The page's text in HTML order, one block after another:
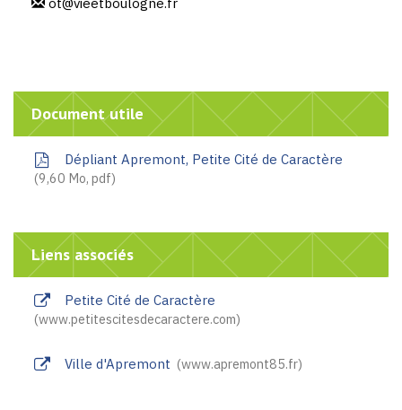
Document utile
Dépliant Apremont, Petite Cité de Caractère
9,60 Mo, pdf
Liens associés
Petite Cité de Caractère
www.petitescitesdecaractere.com
Ville d'Apremont www.apremont85.fr